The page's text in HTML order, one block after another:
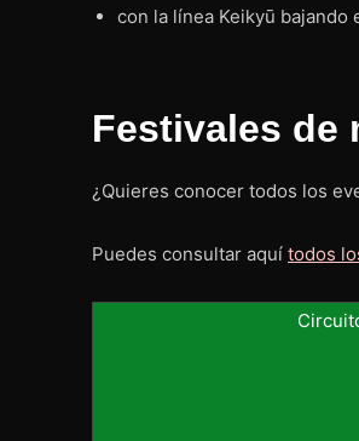
con la línea Keikyū bajando
Festivales de
¿Quieres conocer todos los
Puedes consultar aquí todos